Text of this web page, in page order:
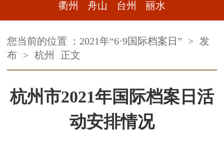
衢州
舟山 台州 丽水
您当前的位置 ： 2021年“6·9国际档案日” >
发
布
> 杭州 正文
杭州市2021年国际档案日活
动安排情况